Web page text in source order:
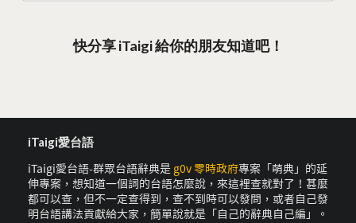
快分享 iTaigi 給你的朋友知道吧！
iTaigi愛台語
iTaigi愛台語-群眾台語辭典是 g0v 零時政府專案「萌典」的延
伸專案，想知道一個詞的台語怎麼說，來這裡查就對了！甚麼
都可以查，但不一定查得到，查不到時可以發問，或者自己發
明台語講法貢獻給大家，簡單說就是「自己的辭典自己編」。